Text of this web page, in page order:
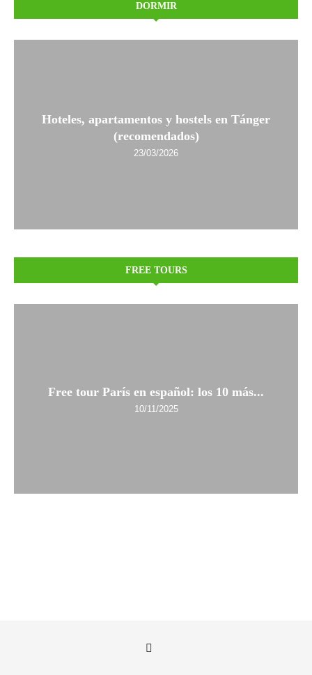
DORMIR
Hoteles, apartamentos y hostels en Tánger
(recomendados)
23/03/2026
FREE TOURS
Free tour París en español: los 10 más...
10/11/2025